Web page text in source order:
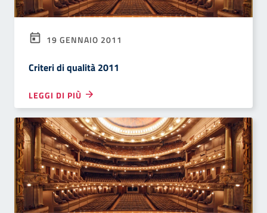
19 GENNAIO 2011
Criteri di qualità 2011
LEGGI DI PIÙ